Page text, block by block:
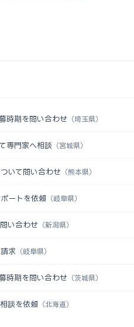
時期を問い合わせ （埼玉県）
専門家へ相談 （宮城県）
いて問い合わせ （熊本県）
ートを依頼 （岐阜県）
い合わせ （新潟県）
求 （岐阜県）
時期を問い合わせ （茨城県）
談を依頼 （北海道）